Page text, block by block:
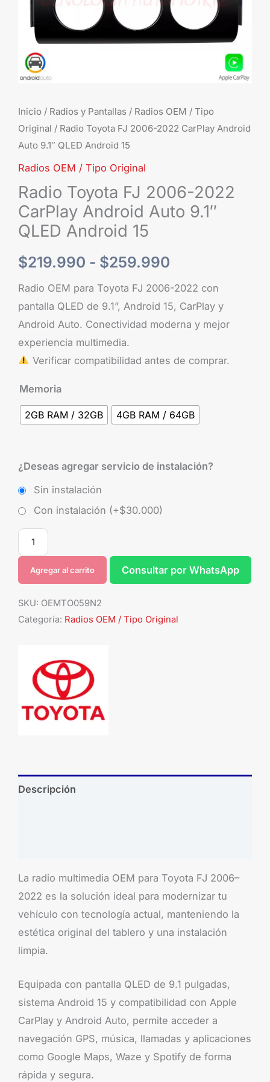
Inicio / Radios y Pantallas / Radios OEM / Tipo
Original / Radio Toyota FJ 2006-2022 CarPlay Android
Auto 9.1″ QLED Android 15
Radios OEM / Tipo Original
Radio Toyota FJ 2006-2022
CarPlay Android Auto 9.1″
QLED Android 15
$219.990 - $259.990
$259.990
Radio OEM para Toyota FJ 2006-2022 con
pantalla QLED de 9.1”, Android 15, CarPlay y
Android Auto. Conectividad moderna y mejor
experiencia multimedia.
Verificar compatibilidad antes de comprar.
Memoria
2GB RAM / 32GB 4GB RAM / 64GB
¿Deseas agregar servicio de instalación?
Sin instalación
Con instalación (+$30.000)
QLED
Android
15
cantidad
Agregar al carrito Consultar por WhatsApp
SKU: OEMTO059N2
Categoría: Radios OEM / Tipo Original
Descripción
La radio multimedia OEM para Toyota FJ 2006–
2022 es la solución ideal para modernizar tu
vehículo con tecnología actual, manteniendo la
estética original del tablero y una instalación
limpia.
Equipada con pantalla QLED de 9.1 pulgadas,
sistema Android 15 y compatibilidad con Apple
CarPlay y Android Auto, permite acceder a
navegación GPS, música, llamadas y aplicaciones
como Google Maps, Waze y Spotify de forma
rápida y segura.